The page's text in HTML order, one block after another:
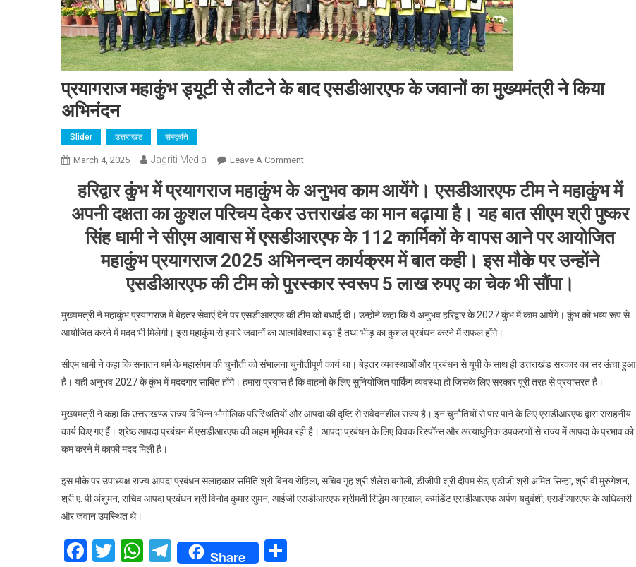
प्रयागराज महाकुंभ ड्यूटी से लौटने के बाद एसडीआरएफ के जवानों का मुख्यमंत्री ने किया
अभिनंदन
Slider उत्तराखंड संस्कृति
March 4, 2025 Jagriti Media Leave A CommentOn
महाकुंभ
ड्यूटी
लौटने
के
एसडीआरएफ
जवानों
का
ने
किया
हरिद्वार कुंभ में प्रयागराज महाकुंभ के अनुभव काम आयेंगे। एसडीआरएफ टीम ने महाकुंभ में
अपनी दक्षता का कुशल परिचय देकर उत्तराखंड का मान बढ़ाया है। यह बात सीएम श्री पुष्कर
सिंह धामी ने सीएम आवास में एसडीआरएफ के 112 कार्मिकों के वापस आने पर आयोजित
महाकुंभ प्रयागराज 2025 अभिनन्दन कार्यक्रम में बात कही। इस मौके पर उन्होंने
एसडीआरएफ की टीम को पुरस्कार स्वरूप 5 लाख रुपए का चेक भी सौंपा।
मुख्यमंत्री ने महाकुंभ प्रयागराज में बेहतर सेवाएं देने पर एसडीआरएफ की टीम को बधाई दी। उन्होंने कहा कि ये अनुभव हरिद्वार के 2027 कुंभ में काम आयेंगे। कुंभ को भव्य रूप से
आयोजित करने में मदद भी मिलेगी। इस महाकुंभ से हमारे जवानों का आत्मविश्वास बढ़ा है तथा भीड़ का कुशल प्रबंधन करने में सफल होंगे।
सीएम धामी ने कहा कि सनातन धर्म के महासंगम की चुनौती को संभालना चुनौतीपूर्ण कार्य था। बेहतर व्यवस्थाओं और प्रबंधन से यूपी के साथ ही उत्तराखंड सरकार का सर ऊंचा हुआ
है। यही अनुभव 2027 के कुंभ में मददगार साबित होंगे। हमारा प्रयास है कि वाहनों के लिए सुनियोजित पार्किंग व्यवस्था हो जिसके लिए सरकार पूरी तरह से प्रयासरत है।
मुख्यमंत्री ने कहा कि उत्तराखण्ड राज्य विभिन्न भौगोलिक परिस्थितियों और आपदा की दृष्टि से संवेदनशील राज्य है। इन चुनौतियों से पार पाने के लिए एसडीआरएफ द्वारा सराहनीय
कार्य किए गए हैं। श्रेष्ठ आपदा प्रबंधन में एसडीआरएफ की अहम भूमिका रही है। आपदा प्रबंधन के लिए क्विक रिस्पॉन्स और अत्याधुनिक उपकरणों से राज्य में आपदा के प्रभाव को
कम करने में काफी मदद मिली है।
इस मौके पर उपाध्यक्ष राज्य आपदा प्रबंधन सलाहकार समिति श्री विनय रोहिला, सचिव गृह श्री शैलेश बगोली, डीजीपी श्री दीपम सेठ, एडीजी श्री अमित सिन्हा, श्री वी मुरुगेशन,
श्री ए. पी अंशुमन, सचिव आपदा प्रबंधन श्री विनोद कुमार सुमन, आईजी एसडीआरएफ श्रीमती रिद्धिम अग्रवाल, कमांडेंट एसडीआरएफ अर्पण यदुवंशी, एसडीआरएफ के अधिकारी
और जवान उपस्थित थे।
Facebook
Twitter
WhatsApp
Telegram
Share